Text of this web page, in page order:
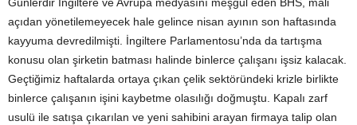
Günlerdir İngiltere ve Avrupa medyasını meşgul eden BHS, mali
açıdan yönetilemeyecek hale gelince nisan ayının son haftasında
kayyuma devredilmişti. İngiltere Parlamentosu’nda da tartışma
konusu olan şirketin batması halinde binlerce çalışanı işsiz kalacak.
Geçtiğimiz haftalarda ortaya çıkan çelik sektöründeki krizle birlikte
binlerce çalışanın işini kaybetme olasılığı doğmuştu. Kapalı zarf
usulü ile satışa çıkarılan ve yeni sahibini arayan firmaya talip olan